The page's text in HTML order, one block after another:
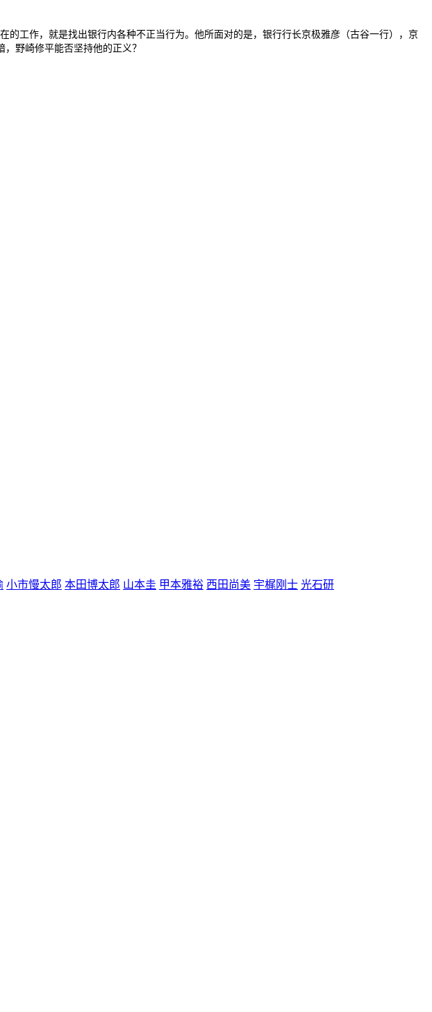
工作，就是找出银行内各种不正当行为。他所面对的是，银行行长京极雅彦（古谷一行），京
野崎修平能否坚持他的正义？
小市慢太郎 本田博太郎 山本圭 甲本雅裕 西田尚美 宇梶刚士 光石研